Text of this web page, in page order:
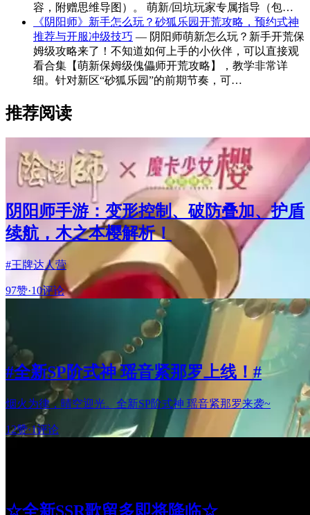
容，附赠思维导图）。 萌新/回坑玩家专属指导（包…
《阴阳师》新手怎么玩？砂狐乐园开荒攻略，预约式神
推荐与开服冲级技巧 — 阴阳师萌新怎么玩？新手开荒保
姆级攻略来了！不知道如何上手的小伙伴，可以直接观
看合集【萌新保姆级傀儡师开荒攻略】，教学非常详
细。针对新区“砂狐乐园”的前期节奏，可…
推荐阅读
阴阳师手游：变形控制、破防叠加、护盾
续航，木之本樱解析！
#王牌达人营
97赞·10评论
#全新SP阶式神 瑶音紧那罗上线！#
烟火为律，晴空迎光。全新SP阶式神 瑶音紧那罗来袭~
12赞·1评论
☆全新SSR歌留多即将降临☆